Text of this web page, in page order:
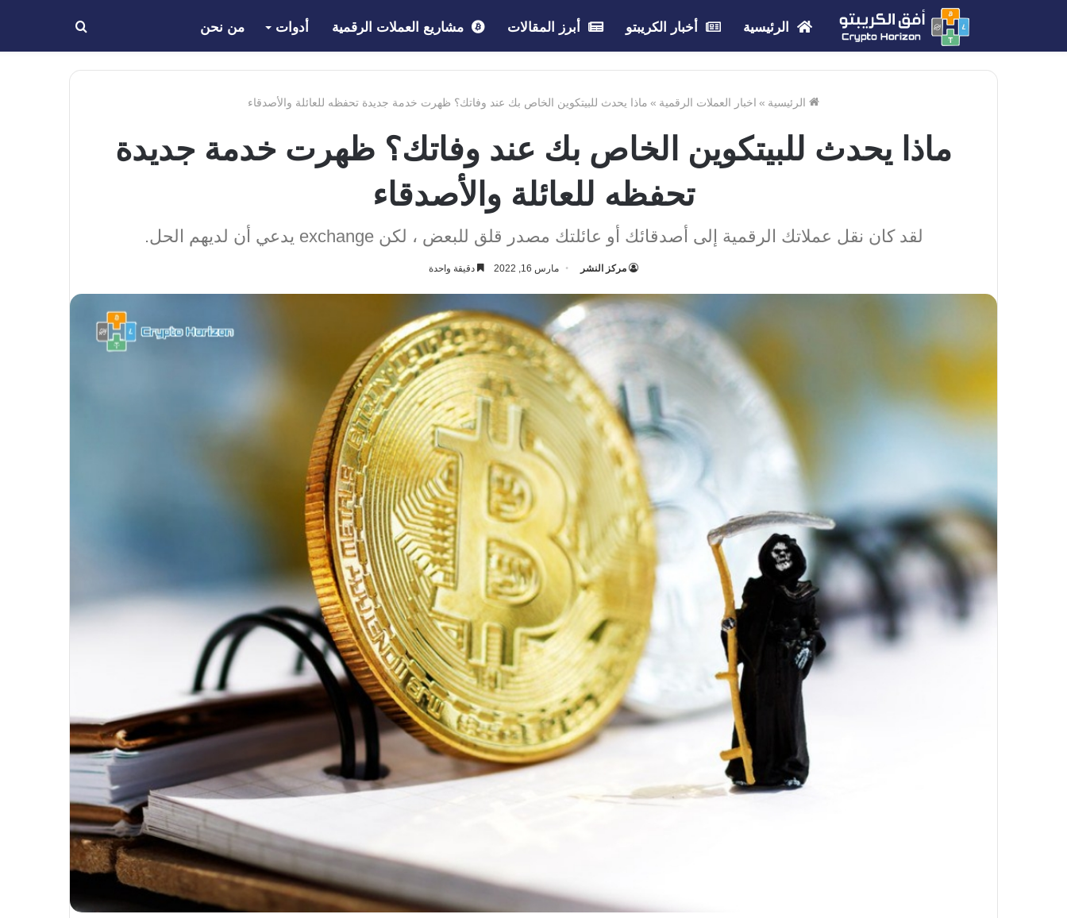
الرئيسية أخبار الكريبتو أبرز المقالات مشاريع العملات الرقمية أدوات من نحن بحث
عن
الرئيسية » اخبار العملات الرقمية » ماذا يحدث للبيتكوين الخاص بك عند وفاتك؟ ظهرت خدمة جديدة تحفظه للعائلة والأصدقاء
ماذا يحدث للبيتكوين الخاص بك عند وفاتك؟ ظهرت خدمة جديدة
تحفظه للعائلة والأصدقاء
لقد كان نقل عملاتك الرقمية إلى أصدقائك أو عائلتك مصدر قلق للبعض ، لكن exchange يدعي أن لديهم الحل.
مركز النشر مارس 16, 2022 دقيقة واحدة